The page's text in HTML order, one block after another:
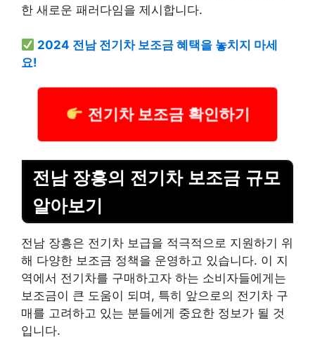
한 새로운 패러다임을 제시합니다.
2024 전남 전기차 보조금 혜택을 놓치지 마세
요!
전기차 보조금 확인하기
전남 장흥의 전기차 보조금 규모
알아보기
전남 장흥은 전기차 보급을 적극적으로 지원하기 위
해 다양한 보조금 정책을 운영하고 있습니다. 이 지
역에서 전기차를 구매하고자 하는 소비자들에게는
보조금이 큰 도움이 되며, 특히 앞으로의 전기차 구
매를 고려하고 있는 분들에게 중요한 정보가 될 것
입니다.